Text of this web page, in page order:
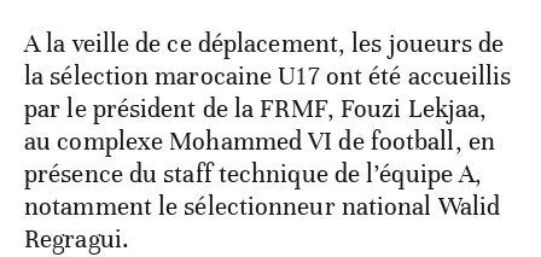
A la veille de ce déplacement, les joueurs de
la sélection marocaine U17 ont été accueillis
par le président de la FRMF, Fouzi Lekjaa,
au complexe Mohammed VI de football, en
présence du staff technique de l’équipe A,
notamment le sélectionneur national Walid
Regragui.